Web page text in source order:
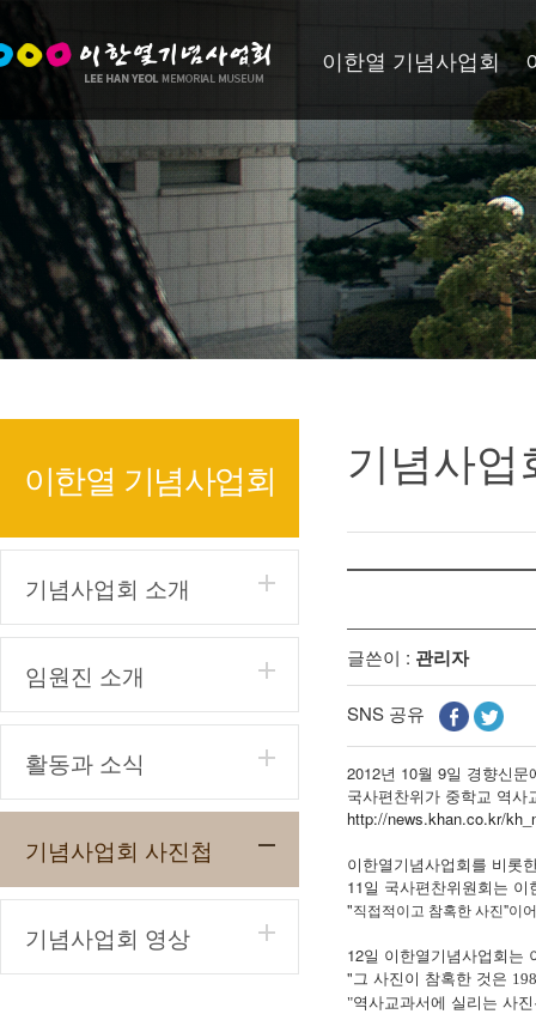
이한열 기념사업회
이한열 기념사업회
기념사업회 소개
임원진 소개
활동과 소식
기념사업회 사진첩
기념사업회 영상
기념사업
글쓴이 : 관리자
SNS 공유
2012년 10월 9일 경향신문
국사편찬위가 중학교 역
http://news.khan.co.kr/
이한열기념사업회를 비롯
11일 국사편찬위원회는 이
"직접적이고 참혹한 사진"이
12일 이한열기념사업회는
"그 사진이 참혹한 것은
"역사교과서에 실리는 사